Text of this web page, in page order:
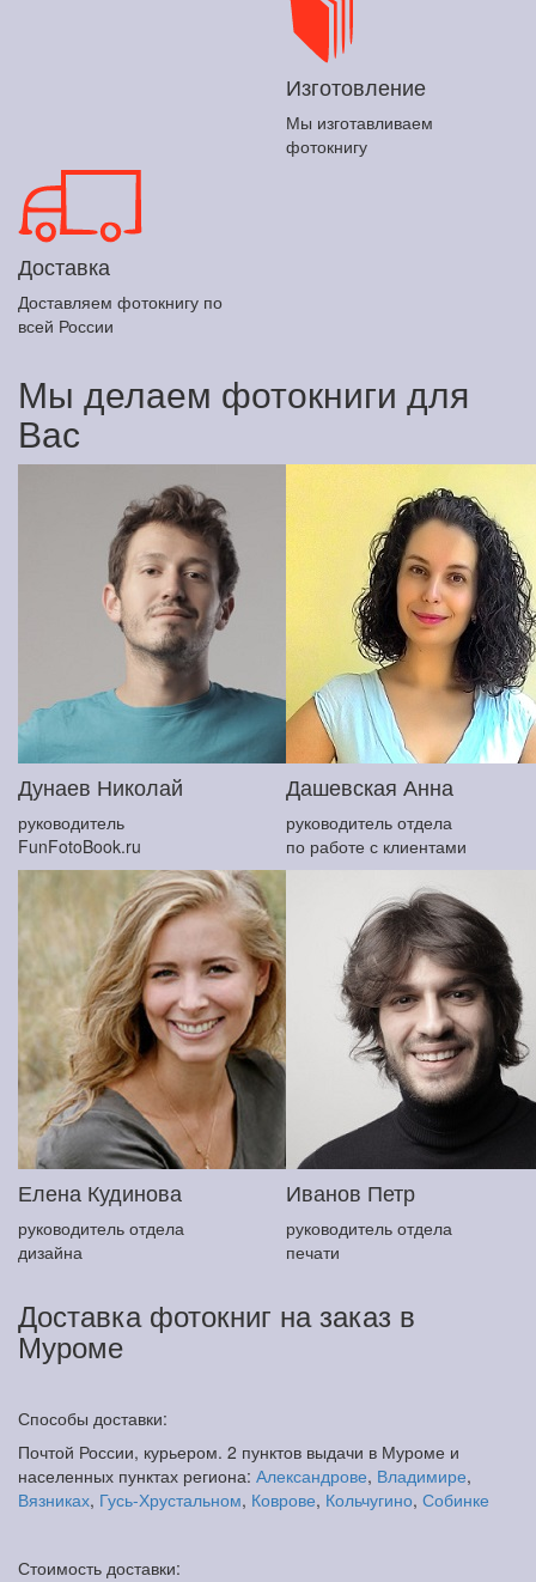
Изготовление
Мы изготавливаем
фотокнигу
Доставка
Доставляем фотокнигу по
всей России
Мы делаем фотокниги для
Вас
Дунаев Николай
руководитель
FunFotoBook.ru
Дашевская Анна
руководитель отдела
по работе с клиентами
Елена Кудинова
руководитель отдела
дизайна
Иванов Петр
руководитель отдела
печати
Доставка фотокниг на заказ в
Муроме
Способы доставки:
Почтой России, курьером. 2 пунктов выдачи в Муроме и
населенных пунктах региона: Александрове, Владимире,
Вязниках, Гусь-Хрустальном, Коврове, Кольчугино, Собинке
Стоимость доставки: